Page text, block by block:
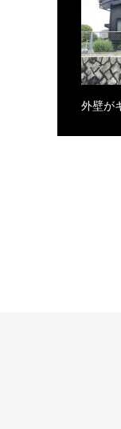
外壁が